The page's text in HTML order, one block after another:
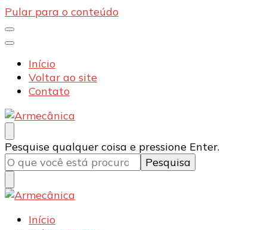
Pular para o conteúdo
Início
Voltar ao site
Contato
Armecânica
Blog
Procurando
algo?
Pesquise qualquer coisa e pressione Enter.
Armecânica
Blog
Início